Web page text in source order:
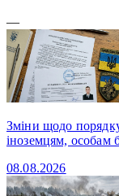
—
Зміни щодо
іноземцям, особам
08.08.2026